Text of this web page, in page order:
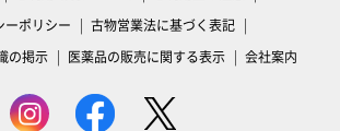
ーポリシー
古物営業法に基づく表記
の掲示
医薬品の販売に関する表示 会社案内